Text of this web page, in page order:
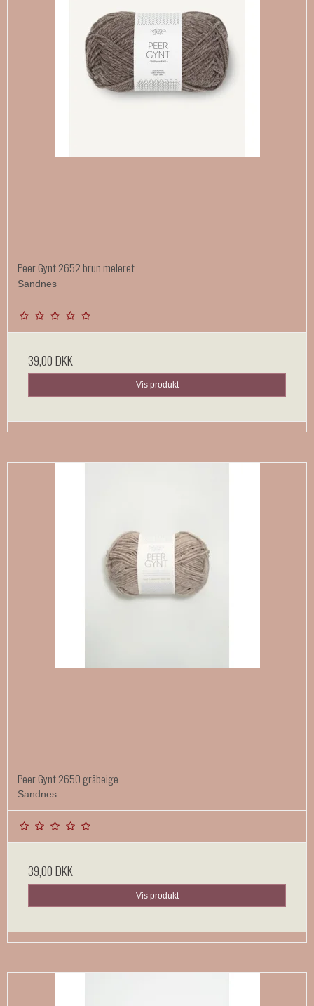
Peer Gynt 2652 brun meleret
Sandnes
39,00 DKK
Vis produkt
Peer Gynt 2650 gråbeige
Sandnes
39,00 DKK
Vis produkt